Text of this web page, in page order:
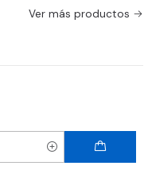
Ver más productos